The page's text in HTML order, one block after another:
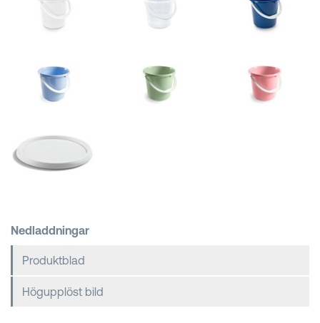
Nedladdningar
Produktblad
Högupplöst bild